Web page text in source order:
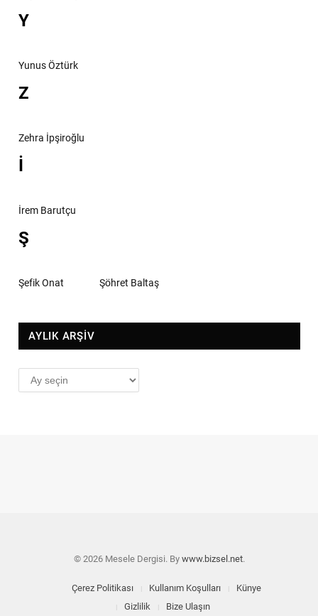
Y
Yunus Öztürk
Z
Zehra İpşiroğlu
İ
İrem Barutçu
Ş
Şefik Onat Şöhret Baltaş
AYLIK ARŞİV
AYLIK
ARŞİV
© 2026 Mesele Dergisi. By www.bizsel.net.
Çerez Politikası Kullanım Koşulları
Künye
Gizlilik
Bize Ulaşın